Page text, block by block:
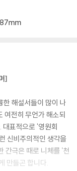
]
한 해설서들이 많이 나
여전히 무언가 해소되
표적으로 '영원회
신비주의적인 생각을
간극은 때로 니체를 '천
만들곤 합니다.